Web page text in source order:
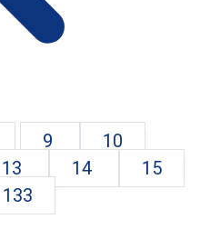
9
10
13 14
15
133